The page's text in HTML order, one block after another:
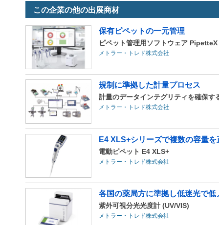
この企業の他の出展商材
保有ピペットの一元管理
ピペット管理用ソフトウェア PipetteX
メトラー・トレド株式会社
規制に準拠した計量プロセス
計量のデータインテグリティを確保す
メトラー・トレド株式会社
E4 XLS+シリーズで複数の容量を
電動ピペット E4 XLS+
メトラー・トレド株式会社
各国の薬局方に準拠し低迷光で低
紫外可視分光光度計 (UV/VIS)
メトラー・トレド株式会社